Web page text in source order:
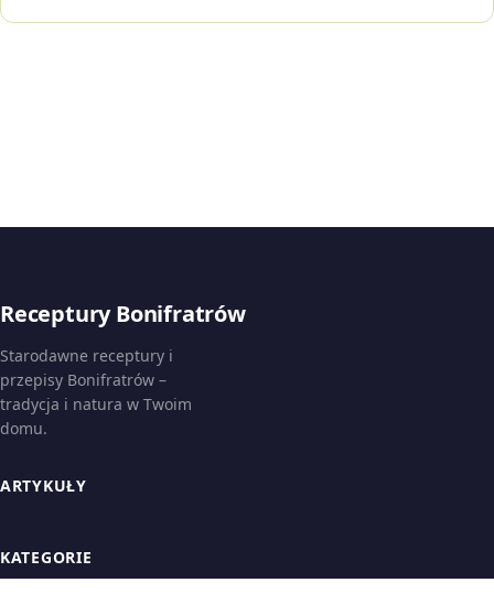
Receptury Bonifratrów
Starodawne receptury i
przepisy Bonifratrów –
tradycja i natura w Twoim
domu.
ARTYKUŁY
KATEGORIE